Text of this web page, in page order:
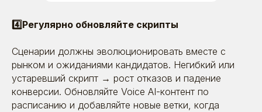
4️⃣Регулярно обновляйте скрипты
Сценарии должны эволюционировать вместе с
рынком и ожиданиями кандидатов. Негибкий или
устаревший скрипт → рост отказов и падение
конверсии. Обновляйте Voice AI-контент по
расписанию и добавляйте новые ветки, когда